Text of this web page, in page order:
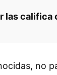
las califica
no